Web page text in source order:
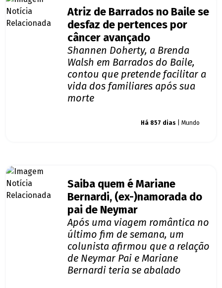
Atriz de Barrados no Baile se
desfaz de pertences por
câncer avançado
Shannen Doherty, a Brenda
Walsh em Barrados do Baile,
contou que pretende facilitar a
vida dos familiares após sua
morte
Há 857 dias | Mundo
Saiba quem é Mariane
Bernardi, (ex-)namorada do
pai de Neymar
Após uma viagem romântica no
último fim de semana, um
colunista afirmou que a relação
de Neymar Pai e Mariane
Bernardi teria se abalado